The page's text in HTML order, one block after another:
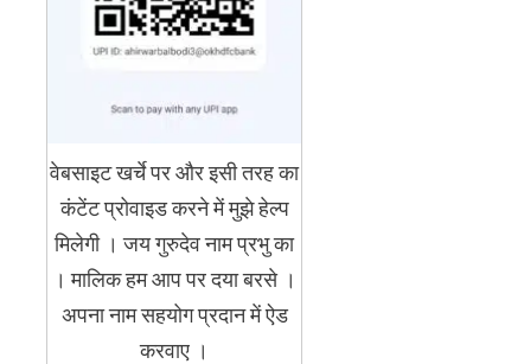
वेबसाइट खर्चे पर और इसी तरह का
कंटेंट प्रोवाइड करने में मुझे हेल्प
मिलेगी । जय गुरुदेव नाम प्रभु का
। मालिक हम आप पर दया बरसे ।
अपना नाम सहयोग प्रदान में ऐड
करवाए ।